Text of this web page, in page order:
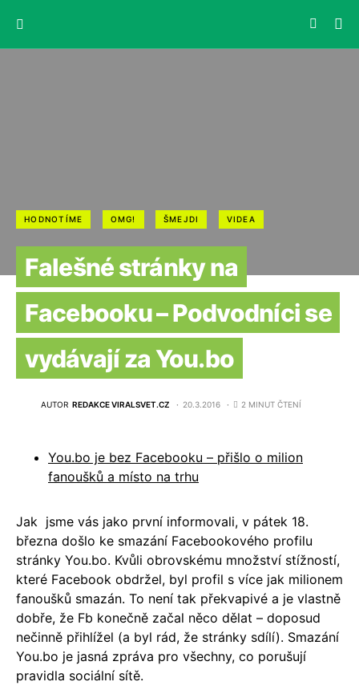
HODNOTÍME OMG! ŠMEJDI VIDEA
Falešné stránky na
Facebooku – Podvodníci se
vydávají za You.bo
AUTOR REDAKCE VIRALSVET.CZ 20.3.2016 2 MINUT ČTENÍ
You.bo je bez Facebooku – přišlo o milion
fanoušků a místo na trhu
Jak jsme vás jako první informovali, v pátek 18.
března došlo ke smazání Facebookového profilu
stránky You.bo. Kvůli obrovskému množství stížností,
které Facebook obdržel, byl profil s více jak milionem
fanoušků smazán. To není tak překvapivé a je vlastně
dobře, že Fb konečně začal něco dělat – doposud
nečinně přihlížel (a byl rád, že stránky sdílí). Smazání
You.bo je jasná zpráva pro všechny, co porušují
pravidla sociální sítě.